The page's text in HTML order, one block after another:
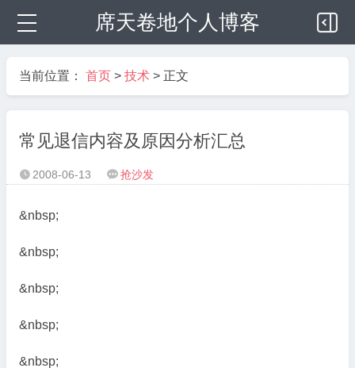
席天卷地个人博客
当前位置： 首页 > 技术 > 正文
常见退信内容及原因分析汇总
 2008-06-13  抢沙发
&nbsp;
&nbsp;
&nbsp;
&nbsp;
&nbsp;